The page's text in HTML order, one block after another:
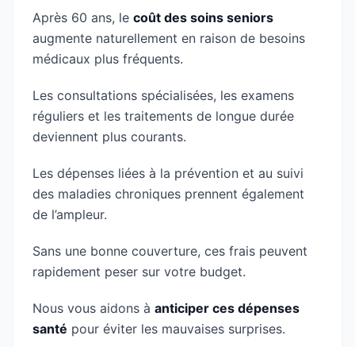
Après 60 ans, le coût des soins seniors
augmente naturellement en raison de besoins
médicaux plus fréquents.
Les consultations spécialisées, les examens
réguliers et les traitements de longue durée
deviennent plus courants.
Les dépenses liées à la prévention et au suivi
des maladies chroniques prennent également
de l’ampleur.
Sans une bonne couverture, ces frais peuvent
rapidement peser sur votre budget.
Nous vous aidons à anticiper ces dépenses
santé pour éviter les mauvaises surprises.